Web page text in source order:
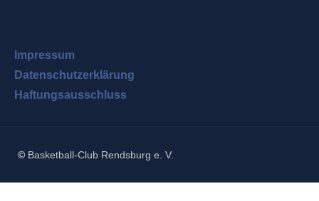
Impressum
Datenschutzerklärung
Haftungsausschluss
© Basketball-Club Rendsburg e. V.